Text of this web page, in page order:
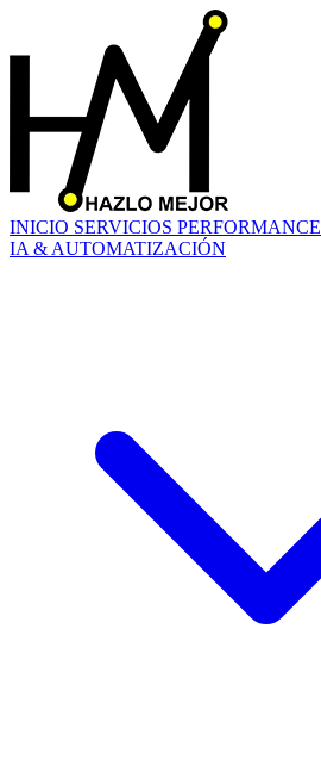
INICIO SERVICIOS PERFORMANCE
IA & AUTOMATIZACIÓN